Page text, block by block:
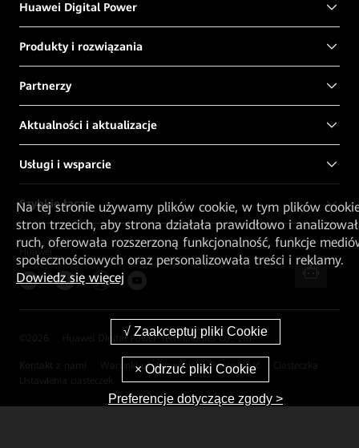
Huawei Digital Power
Produkty i rozwiązania
Partnerzy
Aktualności i aktualizacje
Usługi i wsparcie
Szybkie łącza
Huawei
Huawei Digital Power Technologies Co., Ltd.
Warunki użytkowania Prywatność
Na tej stronie używamy plików cookie, w tym plików
stron trzecich, aby strona działała prawidłowo i
ruch, oferowała rozszerzoną funkcjonalność, funkcje
społecznościowych oraz personalizowała treści i reklamy.
Dowiedz się więcej
Preferencje dotyczące zgody >